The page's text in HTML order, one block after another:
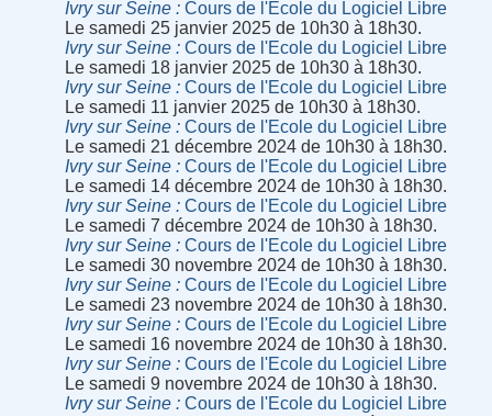
Ivry sur Seine
Cours de l'Ecole du Logiciel Libre
Le samedi 25 janvier 2025 de 10h30 à 18h30.
Ivry sur Seine
Cours de l'Ecole du Logiciel Libre
Le samedi 18 janvier 2025 de 10h30 à 18h30.
Ivry sur Seine
Cours de l'Ecole du Logiciel Libre
Le samedi 11 janvier 2025 de 10h30 à 18h30.
Ivry sur Seine
Cours de l'Ecole du Logiciel Libre
Le samedi 21 décembre 2024 de 10h30 à 18h30.
Ivry sur Seine
Cours de l'Ecole du Logiciel Libre
Le samedi 14 décembre 2024 de 10h30 à 18h30.
Ivry sur Seine
Cours de l'Ecole du Logiciel Libre
Le samedi 7 décembre 2024 de 10h30 à 18h30.
Ivry sur Seine
Cours de l'Ecole du Logiciel Libre
Le samedi 30 novembre 2024 de 10h30 à 18h30.
Ivry sur Seine
Cours de l'Ecole du Logiciel Libre
Le samedi 23 novembre 2024 de 10h30 à 18h30.
Ivry sur Seine
Cours de l'Ecole du Logiciel Libre
Le samedi 16 novembre 2024 de 10h30 à 18h30.
Ivry sur Seine
Cours de l'Ecole du Logiciel Libre
Le samedi 9 novembre 2024 de 10h30 à 18h30.
Ivry sur Seine
Cours de l'Ecole du Logiciel Libre